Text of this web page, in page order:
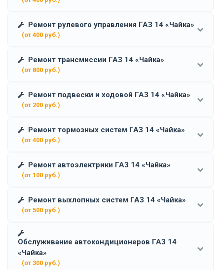
Ремонт рулевого управления ГАЗ 14 «Чайка»
(от 400 руб.)
Ремонт трансмиссии ГАЗ 14 «Чайка»
(от 800 руб.)
Ремонт подвески и ходовой ГАЗ 14 «Чайка»
(от 200 руб.)
Ремонт тормозных систем ГАЗ 14 «Чайка»
(от 400 руб.)
Ремонт автоэлектрики ГАЗ 14 «Чайка»
(от 100 руб.)
Ремонт выхлопных систем ГАЗ 14 «Чайка»
(от 500 руб.)
Обслуживание автокондиционеров ГАЗ 14
«Чайка»
(от 300 руб.)